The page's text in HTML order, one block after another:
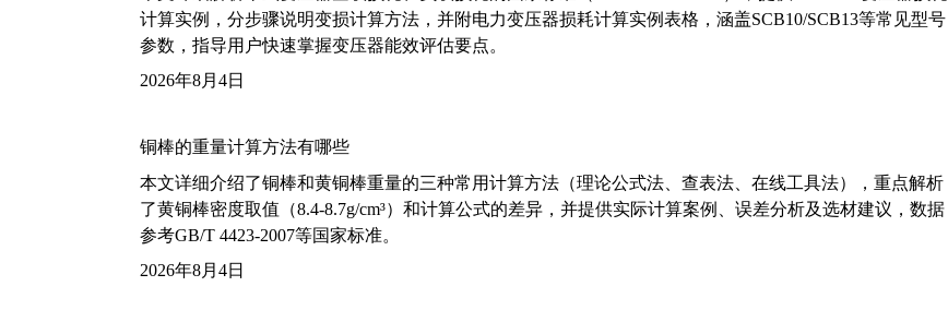
计算实例，分步骤说明变损计算方法，并附电力变压器损耗计算实例表格，涵盖SCB10/SCB13等常见型号
参数，指导用户快速掌握变压器能效评估要点。
2026年8月4日
铜棒的重量计算方法有哪些
本文详细介绍了铜棒和黄铜棒重量的三种常用计算方法（理论公式法、查表法、在线工具法），重点解析
了黄铜棒密度取值（8.4-8.7g/cm³）和计算公式的差异，并提供实际计算案例、误差分析及选材建议，数据
参考GB/T 4423-2007等国家标准。
2026年8月4日